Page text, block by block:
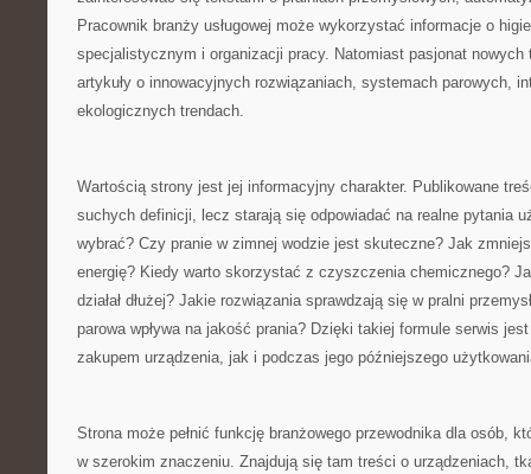
Pracownik branży usługowej może wykorzystać informacje o
specjalistycznym i organizacji pracy. Natomiast pasjonat nowych
artykuły o innowacyjnych rozwiązaniach, systemach parowych,
ekologicznych trendach.
Wartością strony jest jej informacyjny charakter. Publikowane
suchych definicji, lecz starają się odpowiadać na realne pytania
wybrać? Czy pranie w zimnej wodzie jest skuteczne? Jak
energię? Kiedy warto skorzystać z czyszczenia chemicznego?
działał dłużej? Jakie rozwiązania sprawdzają się w pralni
parowa wpływa na jakość prania? Dzięki takiej formule serwis
zakupem urządzenia, jak i podczas jego późniejszego
Strona może pełnić funkcję branżowego przewodnika dla osób,
w szerokim znaczeniu. Znajdują się tam treści o urządzeniach,